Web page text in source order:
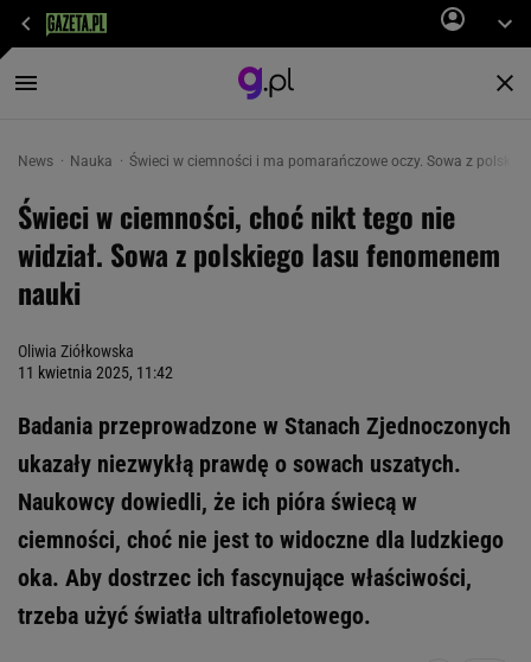
News Nauka Świeci w ciemności i ma pomarańczowe oczy. Sowa z
Świeci w ciemności, choć nikt tego nie
widział. Sowa z polskiego lasu fenomenem
nauki
Oliwia Ziółkowska
11 kwietnia 2025, 11:42
Badania przeprowadzone w Stanach Zjednoczonych
ukazały niezwykłą prawdę o sowach uszatych.
Naukowcy dowiedli, że ich pióra świecą w
ciemności, choć nie jest to widoczne dla ludzkiego
oka. Aby dostrzec ich fascynujące właściwości,
trzeba użyć światła ultrafioletowego.